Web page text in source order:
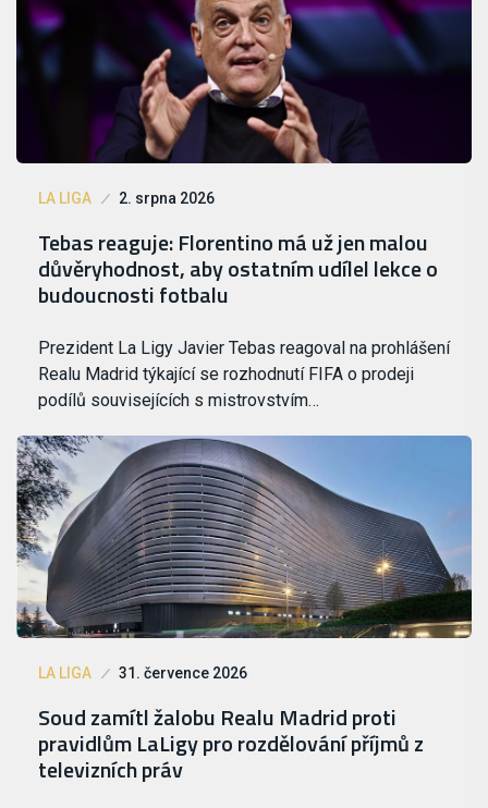
LA LIGA 2. srpna 2026
Tebas reaguje: Florentino má už jen malou
důvěryhodnost, aby ostatním udílel lekce o
budoucnosti fotbalu
Prezident La Ligy Javier Tebas reagoval na prohlášení
Realu Madrid týkající se rozhodnutí FIFA o prodeji
podílů souvisejících s mistrovstvím…
LA LIGA 31. července 2026
Soud zamítl žalobu Realu Madrid proti
pravidlům LaLigy pro rozdělování příjmů z
televizních práv